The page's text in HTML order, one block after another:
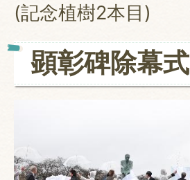
(記念植樹2本目)
顕彰碑除幕式